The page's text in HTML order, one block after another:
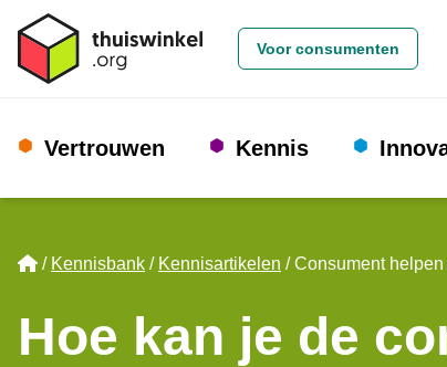
Voor consumenten
Vertrouwen Kennis
Home
Kennisbank Kennisartikelen Consument
Hoe kan je de